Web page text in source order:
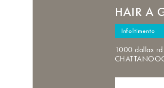
HAIR A
Infoltimento
1000 dallas